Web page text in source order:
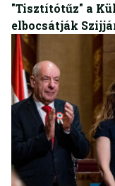
"Tisztítótűz" a
elbocsátják